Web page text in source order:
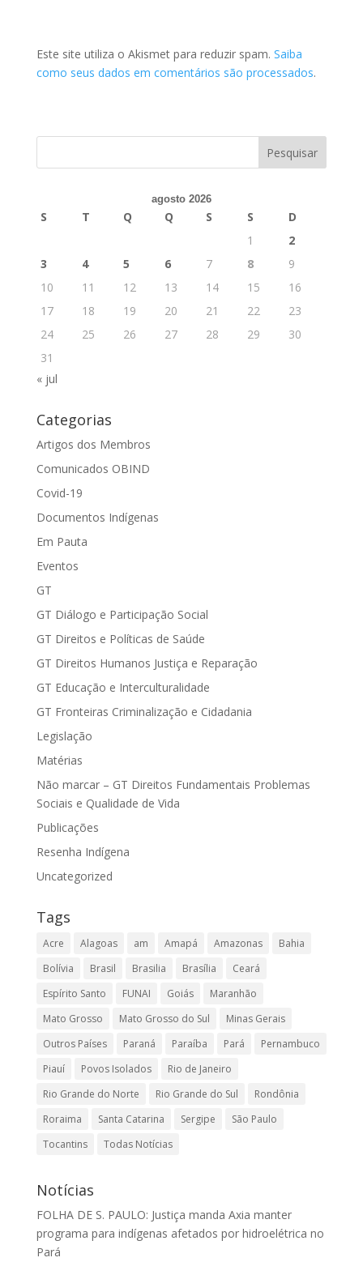
Este site utiliza o Akismet para reduzir spam. Saiba
como seus dados em comentários são processados.
agosto 2026
S T Q Q S S
D
1
2
3
4 5 6 7 8
9
10
11 12 13 14 15
16
17
18 19 20 21 22
23
24
25 26 27 28 29
30
31
« jul
Categorias
Artigos dos Membros
Comunicados OBIND
Covid-19
Documentos Indígenas
Em Pauta
Eventos
GT
GT Diálogo e Participação Social
GT Direitos e Políticas de Saúde
GT Direitos Humanos Justiça e Reparação
GT Educação e Interculturalidade
GT Fronteiras Criminalização e Cidadania
Legislação
Matérias
Não marcar – GT Direitos Fundamentais Problemas
Sociais e Qualidade de Vida
Publicações
Resenha Indígena
Uncategorized
Tags
Acre Alagoas am Amapá Amazonas
Bahia
Bolívia
Brasil Brasilia Brasília
Ceará
Espírito Santo
FUNAI Goiás
Maranhão
Mato Grosso
Mato Grosso do Sul
Minas Gerais
Outros Países
Paraná Paraíba Pará
Pernambuco
Piauí
Povos Isolados
Rio de Janeiro
Rio Grande do Norte
Rio Grande do Sul
Rondônia
Roraima
Santa Catarina Sergipe
São Paulo
Tocantins
Todas Notícias
Notícias
FOLHA DE S. PAULO: Justiça manda Axia manter
programa para indígenas afetados por hidroelétrica no
Pará